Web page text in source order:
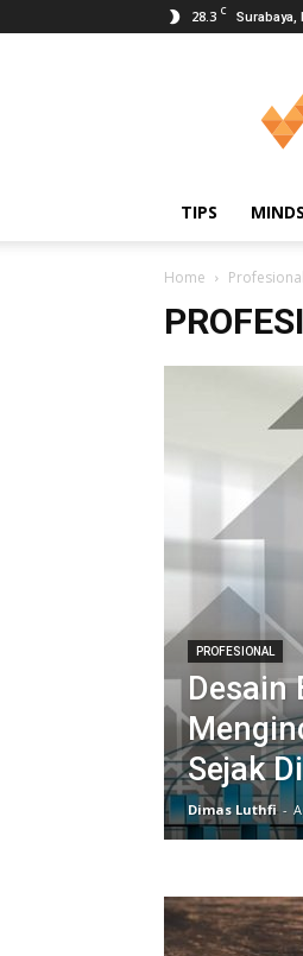
28.3 C Surabaya,
Sewa
TIPS
Home Profesional
PROFESIONAL
Desain
Sejak
Dimas Luthfi -